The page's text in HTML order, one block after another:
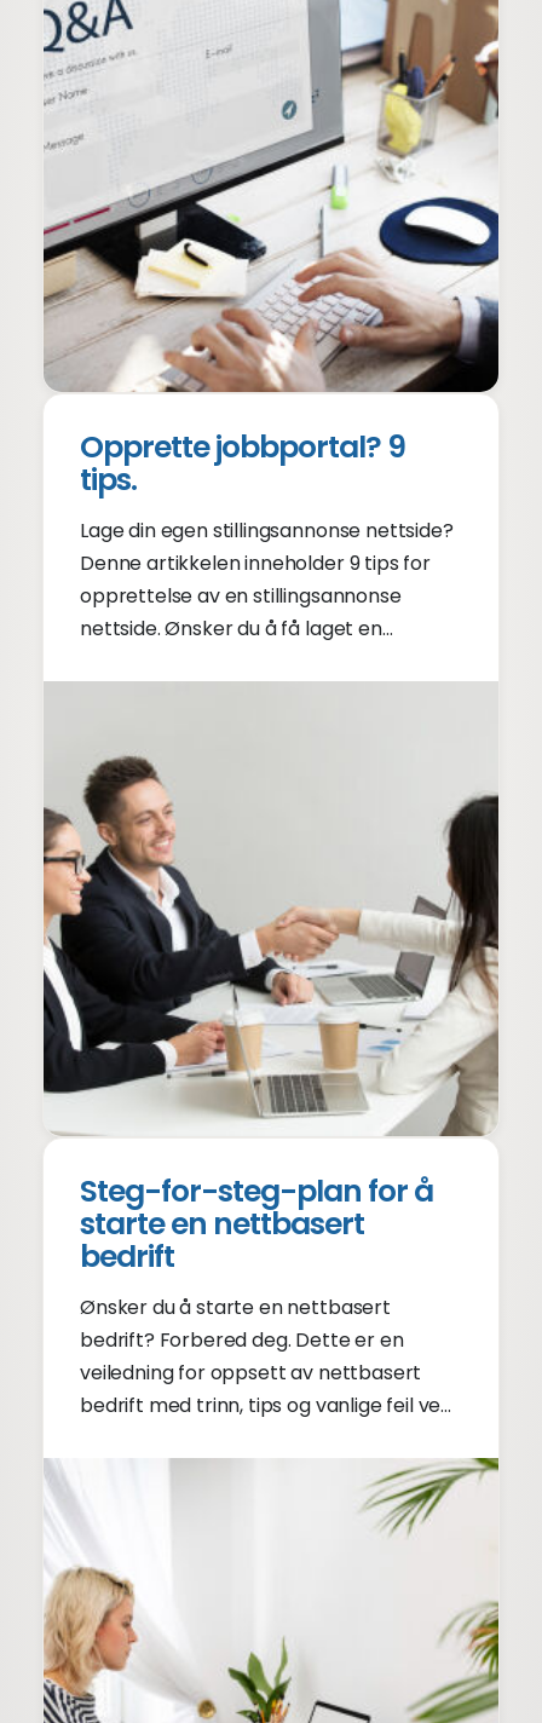
Opprette jobbportal? 9
tips.
Lage din egen stillingsannonse nettside?
Denne artikkelen inneholder 9 tips for
opprettelse av en stillingsannonse
nettside. Ønsker du å få laget en
Steg-for-steg-plan for å
starte en nettbasert
bedrift
Ønsker du å starte en nettbasert
bedrift? Forbered deg. Dette er en
veiledning for oppsett av nettbasert
bedrift med trinn, tips og vanlige feil ved